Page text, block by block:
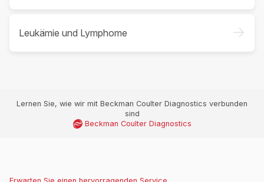
Leukämie und Lymphome ->
Lernen Sie, wie wir mit Beckman Coulter Diagnostics verbunden
sind
Beckman Coulter Diagnostics